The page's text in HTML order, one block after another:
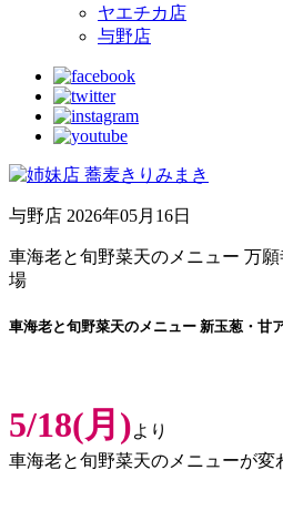
ヤエチカ店
与野店
与野店 2026年05月16日
車海老と旬野菜天のメニュー 万
場
車海老と旬野菜天のメニュー 新玉葱・甘
5/18(月)より
車海老と旬野菜天のメニューが変